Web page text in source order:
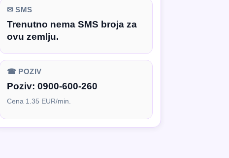
✉ SMS
Trenutno nema SMS broja za
ovu zemlju.
☎ POZIV
Poziv: 0900-600-260
Cena 1.35 EUR/min.